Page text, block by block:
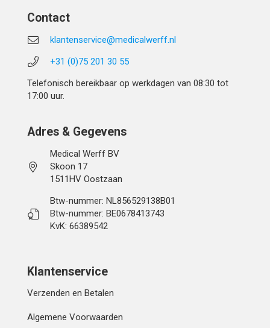
Contact
klantenservice@medicalwerff.nl
+31 (0)75 201 30 55
Telefonisch bereikbaar op werkdagen van 08:30 tot
17:00 uur.
Adres & Gegevens
Medical Werff BV
Skoon 17
1511HV Oostzaan
Btw-nummer: NL856529138B01
Btw-nummer: BE0678413743
KvK: 66389542
Klantenservice
Verzenden en Betalen
Algemene Voorwaarden